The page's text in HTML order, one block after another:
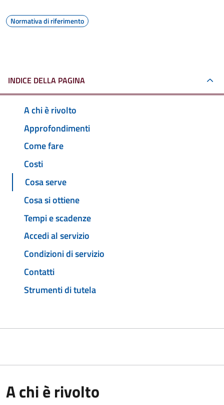
Normativa di riferimento
INDICE DELLA PAGINA
A chi è rivolto
Approfondimenti
Come fare
Costi
Cosa serve
Cosa si ottiene
Tempi e scadenze
Accedi al servizio
Condizioni di servizio
Contatti
Strumenti di tutela
A chi è rivolto